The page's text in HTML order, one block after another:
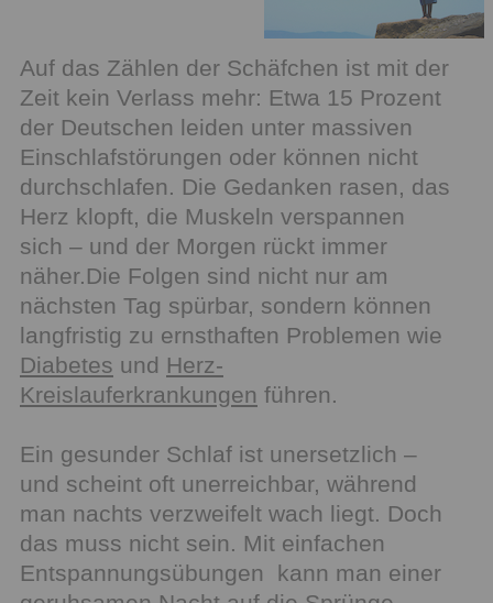
Auf das Zählen der Schäfchen ist mit der
Zeit kein Verlass mehr: Etwa 15 Prozent
der Deutschen leiden unter massiven
Einschlafstörungen oder können nicht
durchschlafen. Die Gedanken rasen, das
Herz klopft, die Muskeln verspannen
sich – und der Morgen rückt immer
näher.Die Folgen sind nicht nur am
nächsten Tag spürbar, sondern können
langfristig zu ernsthaften Problemen wie
Diabetes und Herz-
Kreislauferkrankungen führen.
Ein gesunder Schlaf ist unersetzlich –
und scheint oft unerreichbar, während
man nachts verzweifelt wach liegt. Doch
das muss nicht sein. Mit einfachen
Entspannungsübungen kann man einer